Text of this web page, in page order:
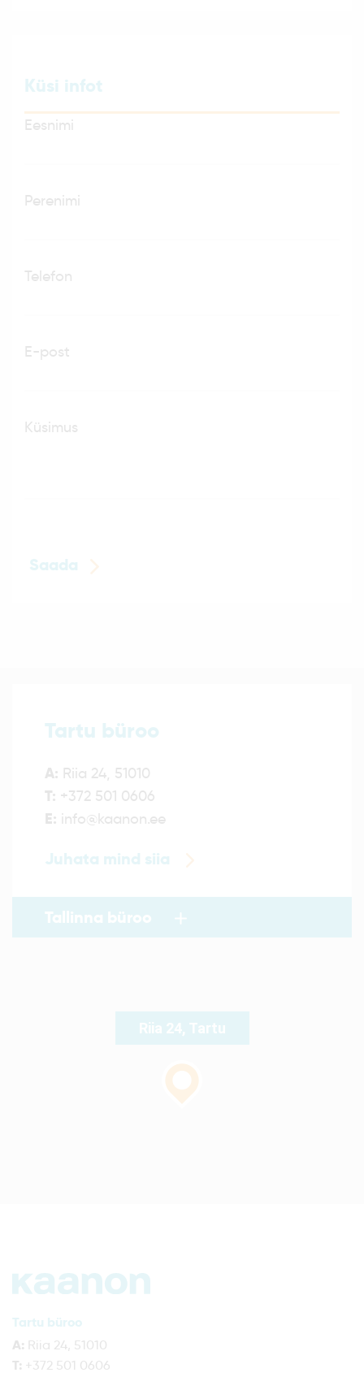
Küsi infot
Eesnimi
Perenimi
Telefon
E-post
Küsimus
Saada
Tartu büroo
A: Riia 24, 51010
T: +372 501 0606
E: info@kaanon.ee
Juhata mind siia
Tallinna büroo
Riia 24, Tartu
Tartu büroo
A: Riia 24, 51010
T: +372 501 0606